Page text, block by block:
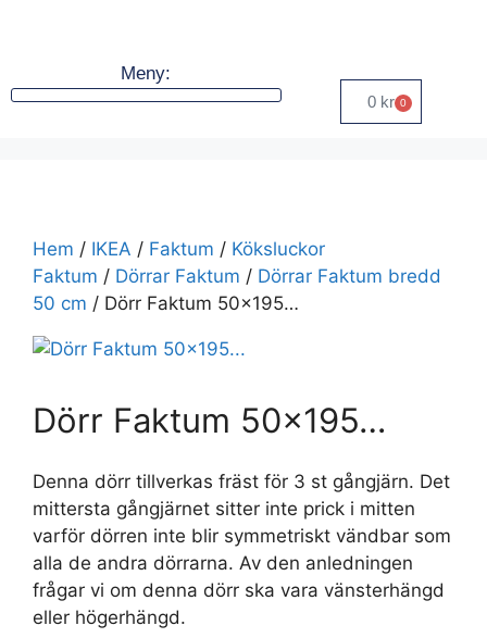
Meny:
0 kr 0
Hem / IKEA / Faktum / Köksluckor
Faktum / Dörrar Faktum / Dörrar Faktum bredd
50 cm / Dörr Faktum 50×195…
Dörr Faktum 50×195…
Denna dörr tillverkas fräst för 3 st gångjärn. Det
mittersta gångjärnet sitter inte prick i mitten
varför dörren inte blir symmetriskt vändbar som
alla de andra dörrarna. Av den anledningen
frågar vi om denna dörr ska vara vänsterhängd
eller högerhängd.